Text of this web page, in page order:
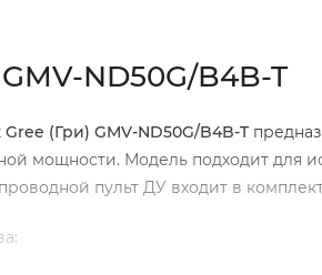
ND50G/B4B-T
Gree (Гри) GMV-ND50G/B4B-T
мощности. Модель подходит для
пульт ДУ входит в